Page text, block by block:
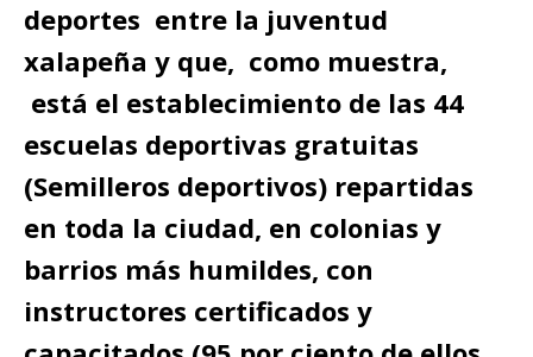
deportes entre la juventud
xalapeña y que, como muestra,
está el establecimiento de las 44
escuelas deportivas gratuitas
(Semilleros deportivos) repartidas
en toda la ciudad, en colonias y
barrios más humildes, con
instructores certificados y